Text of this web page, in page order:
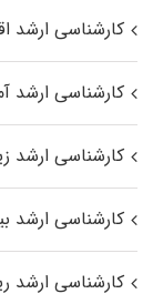
کارشناسی ارشد
کارشناسی ارشد
کارشناسی ارشد
کارشناسی ارشد
کارشناسی ارشد